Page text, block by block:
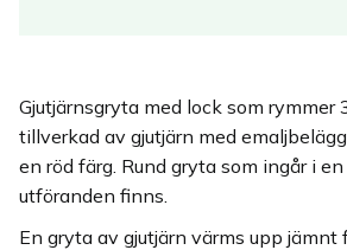
Gjutjärnsgryta med lock som rymmer
tillverkad av gjutjärn med
en röd färg. Rund gryta som ingår i
utföranden finns.
En gryta av gjutjärn värms upp